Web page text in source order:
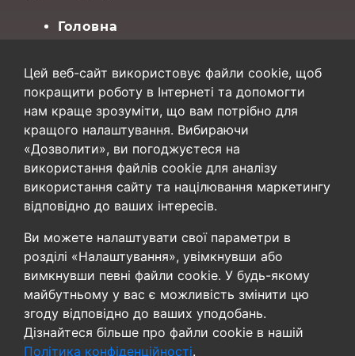
Головна
Контакти
Карта сайту
Конфіденційність
Умови
Конфіденційність
Налаштування файлів cookie
дізнається
Підпишіться на новини
Цей веб-сайт використовує файли cookie, щоб
покращити роботу в Інтернеті та допомогти
нам краще зрозуміти, що вам потрібно для
кращого налаштування. Вибираючи
«Дозволити», ви погоджуєтеся на
використання файлів cookie для аналізу
використання сайту та націлювання маркетингу
відповідно до ваших інтересів.
Ви можете налаштувати свої параметри в
розділі «Налаштування», увімкнувши або
вимкнувши певні файли cookie. У будь-якому
майбутньому у вас є можливість змінити цю
згоду відповідно до ваших уподобань.
Дізнайтеся більше про файли cookie в нашій
Політика конфіденційності.